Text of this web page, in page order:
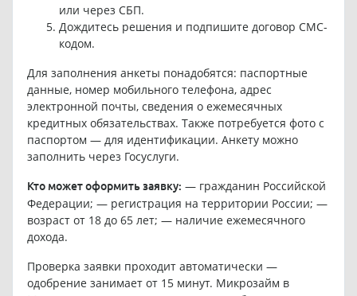
или через СБП.
Дождитесь решения и подпишите договор СМС-
кодом.
Для заполнения анкеты понадобятся: паспортные
данные, номер мобильного телефона, адрес
электронной почты, сведения о ежемесячных
кредитных обязательствах. Также потребуется фото с
паспортом — для идентификации. Анкету можно
заполнить через Госуслуги.
Кто может оформить заявку: — гражданин Российской
Федерации; — регистрация на территории России; —
возраст от 18 до 65 лет; — наличие ежемесячного
дохода.
Проверка заявки проходит автоматически —
одобрение занимает от 15 минут. Микрозайм в